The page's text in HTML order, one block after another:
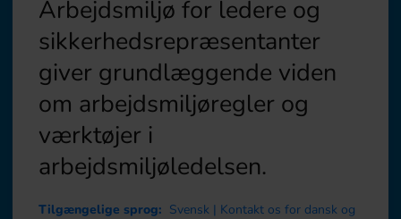
Arbejdsmiljø for ledere og
sikkerhedsrepræsentanter
giver grundlæggende viden
om arbejdsmiljøregler og
værktøjer i
arbejdsmiljøledelsen.
Tilgængelige sprog: Svensk | Kontakt os for dansk og